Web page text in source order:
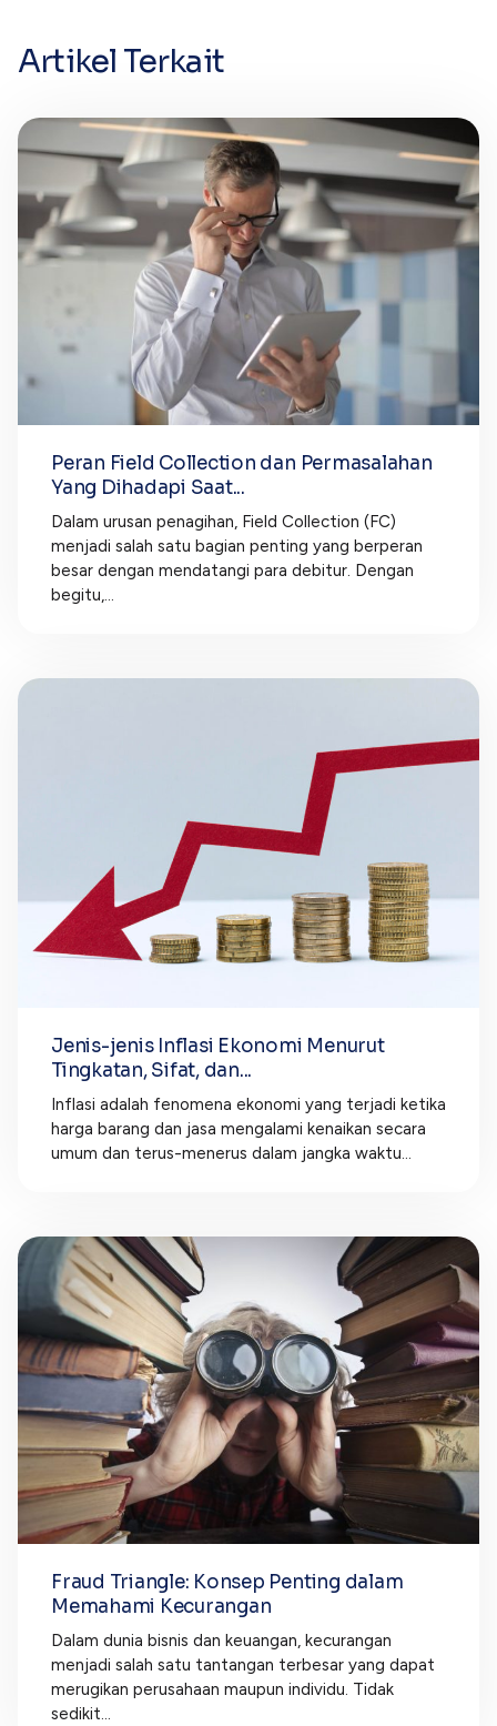
Artikel Terkait
Peran Field Collection dan Permasalahan
Yang Dihadapi Saat...
Dalam urusan penagihan, Field Collection (FC)
menjadi salah satu bagian penting yang berperan
besar dengan mendatangi para debitur. Dengan
begitu,...
Jenis-jenis Inflasi Ekonomi Menurut
Tingkatan, Sifat, dan...
Inflasi adalah fenomena ekonomi yang terjadi ketika
harga barang dan jasa mengalami kenaikan secara
umum dan terus-menerus dalam jangka waktu...
Fraud Triangle: Konsep Penting dalam
Memahami Kecurangan
Dalam dunia bisnis dan keuangan, kecurangan
menjadi salah satu tantangan terbesar yang dapat
merugikan perusahaan maupun individu. Tidak
sedikit...